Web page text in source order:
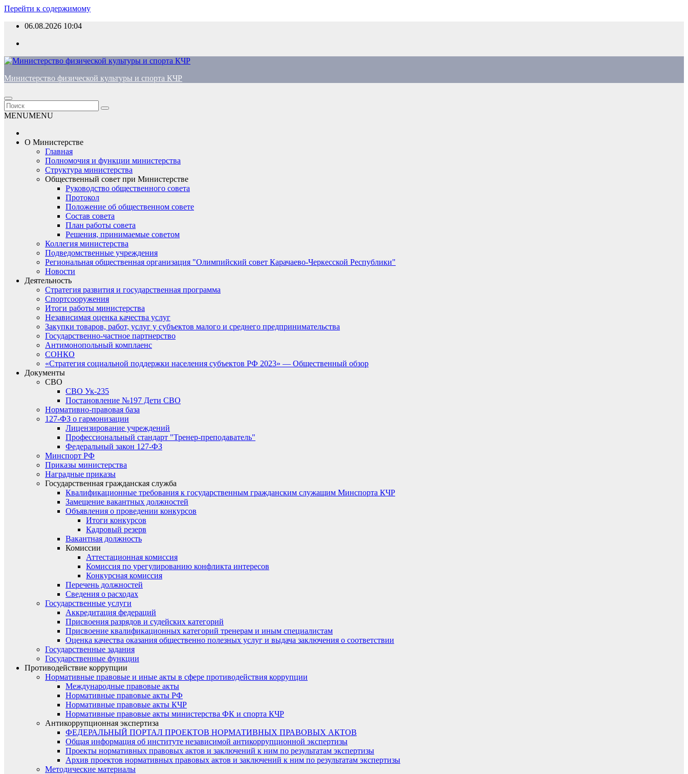
Перейти к содержимому
06.08.2026 10:04
Министерство физической культуры и спорта КЧР
MENUMENU
О Министерстве
Главная
Полномочия и функции министерства
Структура министерства
Общественный совет при Министерстве
Руководство общественного совета
Протокол
Положение об общественном совете
Состав совета
План работы совета
Решения, принимаемые советом
Коллегия министерства
Подведомственные учреждения
Региональная общественная организация "Олимпийский совет Карачаево-Черкесской Республики"
Новости
Деятельность
Стратегия развития и государственная программа
Спортсооружения
Итоги работы министерства
Независимая оценка качества услуг
Закупки товаров, работ, услуг у субъектов малого и среднего предпринимательства
Государственно-частное партнерство
Антимонопольный комплаенс
СОНКО
«Стратегия социальной поддержки населения субъектов РФ 2023» — Общественный обзор
Документы
СВО
СВО Ук-235
Постановление №197 Дети СВО
Нормативно-правовая база
127-ФЗ о гармонизации
Лицензирование учреждений
Профессиональный стандарт "Тренер-преподаватель"
Федеральный закон 127-ФЗ
Минспорт РФ
Приказы министерства
Наградные приказы
Государственная гражданская служба
Квалификационные требования к государственным гражданским служащим Минспорта КЧР
Замещение вакантных должностей
Объявления о проведении конкурсов
Итоги конкурсов
Кадровый резерв
Вакантная должность
Комиссии
Аттестационная комиссия
Комиссия по урегулированию конфликта интересов
Конкурсная комиссия
Перечень должностей
Сведения о расходах
Государственные услуги
Аккредитация федераций
Присвоения разрядов и судейских категорий
Присвоение квалификационных категорий тренерам и иным специалистам
Оценка качества оказания общественно полезных услуг и выдача заключения о соответствии
Государственные задания
Государственные функции
Противодействие коррупции
Нормативные правовые и иные акты в сфере противодействия коррупции
Международные правовые акты
Нормативные правовые акты РФ
Нормативные правовые акты КЧР
Нормативные правовые акты министерства ФК и спорта КЧР
Антикоррупционная экспертиза
ФЕДЕРАЛЬНЫЙ ПОРТАЛ ПРОЕКТОВ НОРМАТИВНЫХ ПРАВОВЫХ АКТОВ
Общая информация об институте независимой антикоррупционной экспертизы
Проекты нормативных правовых актов и заключений к ним по результатам экспертизы
Архив проектов нормативных правовых актов и заключений к ним по результатам экспертизы
Методические материалы